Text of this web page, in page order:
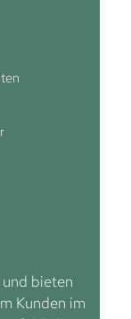
bieten
Kunden im